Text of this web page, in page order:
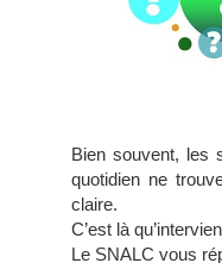
Bien souvent, les
quotidien ne
claire.
C’est là
Le SNALC vous